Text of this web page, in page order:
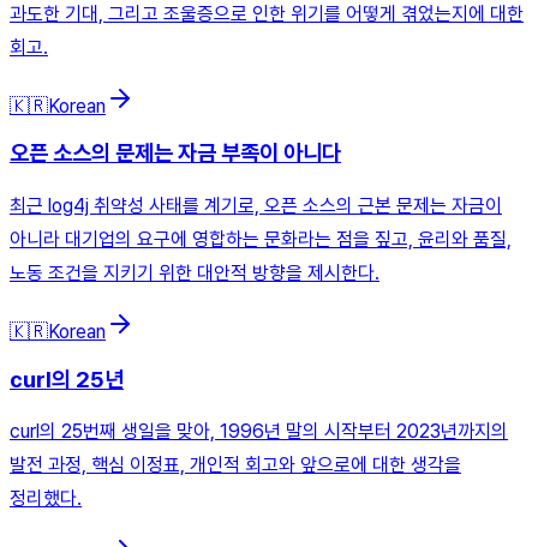
과도한 기대, 그리고 조울증으로 인한 위기를 어떻게 겪었는지에 대한
회고.
🇰🇷Korean
오픈 소스의 문제는 자금 부족이 아니다
최근 log4j 취약성 사태를 계기로, 오픈 소스의 근본 문제는 자금이
아니라 대기업의 요구에 영합하는 문화라는 점을 짚고, 윤리와 품질,
노동 조건을 지키기 위한 대안적 방향을 제시한다.
🇰🇷Korean
curl의 25년
curl의 25번째 생일을 맞아, 1996년 말의 시작부터 2023년까지의
발전 과정, 핵심 이정표, 개인적 회고와 앞으로에 대한 생각을
정리했다.